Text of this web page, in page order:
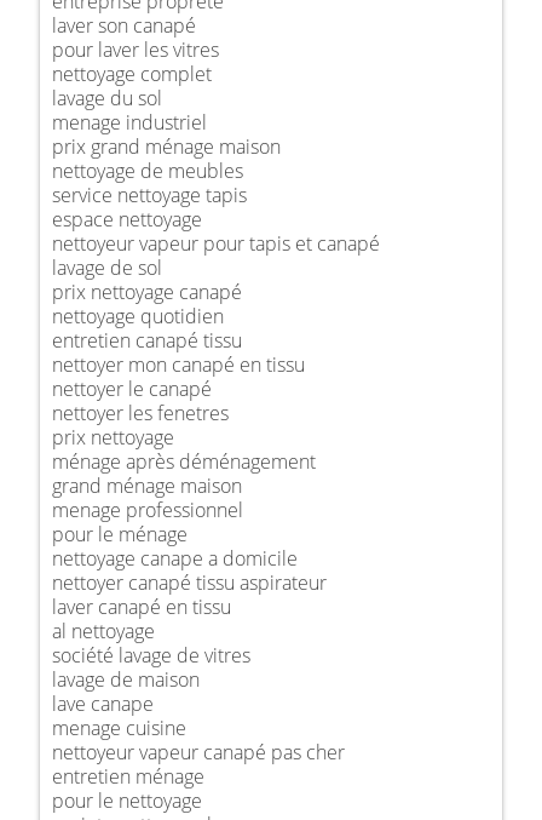
laver son canapé
pour laver les vitres
nettoyage complet
lavage du sol
menage industriel
prix grand ménage maison
nettoyage de meubles
service nettoyage tapis
espace nettoyage
nettoyeur vapeur pour tapis et canapé
lavage de sol
prix nettoyage canapé
nettoyage quotidien
entretien canapé tissu
nettoyer mon canapé en tissu
nettoyer le canapé
nettoyer les fenetres
prix nettoyage
ménage après déménagement
grand ménage maison
menage professionnel
pour le ménage
nettoyage canape a domicile
nettoyer canapé tissu aspirateur
laver canapé en tissu
al nettoyage
société lavage de vitres
lavage de maison
lave canape
menage cuisine
nettoyeur vapeur canapé pas cher
entretien ménage
pour le nettoyage